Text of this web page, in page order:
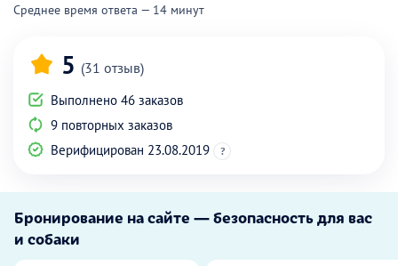
Среднее время ответа — 14 минут
5 (31 отзыв)
Выполнено 46 заказов
9 повторных заказов
Верифицирован 23.08.2019
?
Бронирование на сайте — безопасность для вас
и собаки